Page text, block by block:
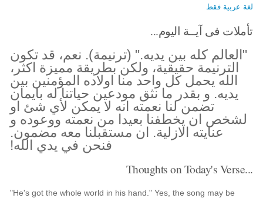
لغة عربية فقط
تأملات فى آيــة اليوم...
"العالم كله بين يديه." (ترنيمة). نعم، قد تكون
الترنيمة حقيقية، ولكن بطريقة مميزة اكثر،
الله يحمل كل واحد منا اولاده المؤمنين بين
يديه. و بقدر ما نثق مودعين حياتنا له بايمان
تضمن لنا نعمته انه لا يمكن لأي شئ او
لشخص ان يخطفنا بعيدا من نعمته ووعوده و
عنايته الازلية. ان مستقبلنا معه مضمون.
فنحن في يدي الله!
Thoughts on Today's Verse...
"He's got the whole world in his hand." Yes, the song may be